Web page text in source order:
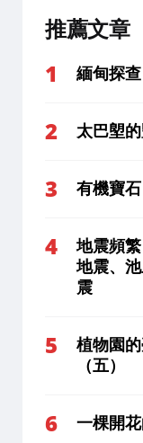
推薦文章
緬甸探查
太巴塱
有機寶
地震頻
地震、
震
植物園
（五）
一棵開